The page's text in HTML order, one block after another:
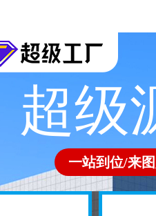
超级
一站到位/来